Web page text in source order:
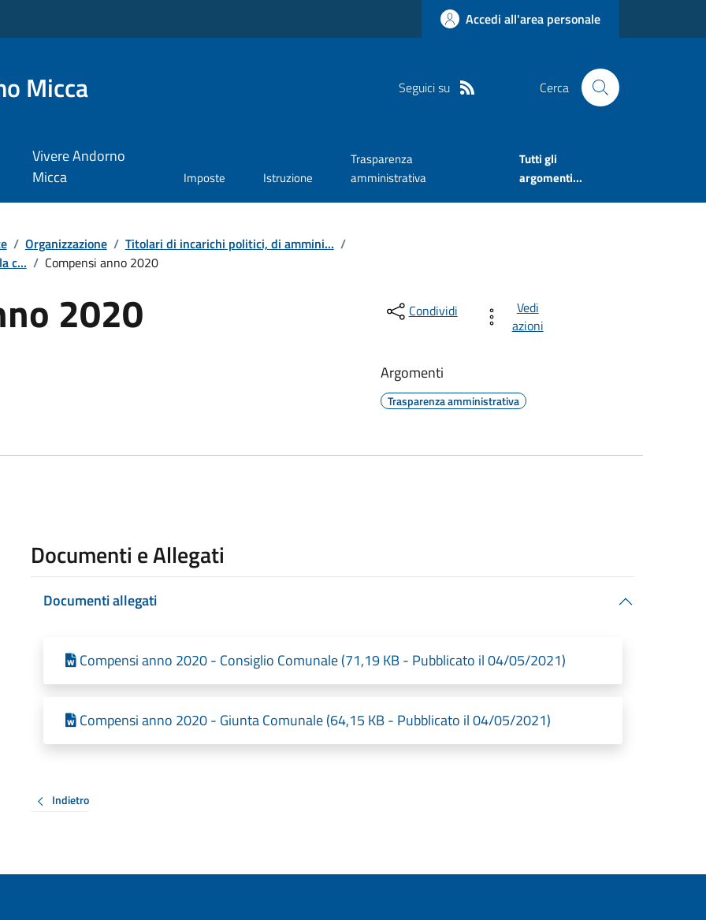
Accedi all'area personale
Micca Seguici su Cerca
Vivere Andorno
Micca
Imposte Istruzione
Trasparenza
amministrativa
Tutti gli
argomenti...
/ Organizzazione / Titolari di incarichi politici, di ammini... /
c... / Compensi anno 2020
2020 Condividi
Vedi
azioni
Argomenti
Trasparenza amministrativa
Documenti e Allegati
Documenti allegati
Compensi anno 2020 - Consiglio Comunale (71,19 KB - Pubblicato il 04/05/2021)
Compensi anno 2020 - Giunta Comunale (64,15 KB - Pubblicato il 04/05/2021)
Indietro